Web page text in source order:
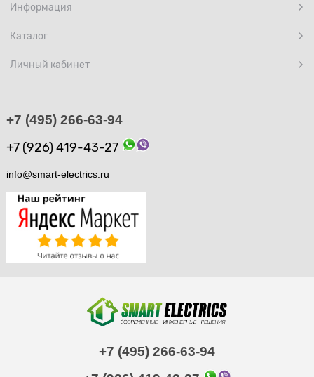
Информация
Каталог
Личный кабинет
+7 (495) 266-63-94
+7 (926) 419-43-27
info@smart-electrics.ru
+7 (495) 266-63-94